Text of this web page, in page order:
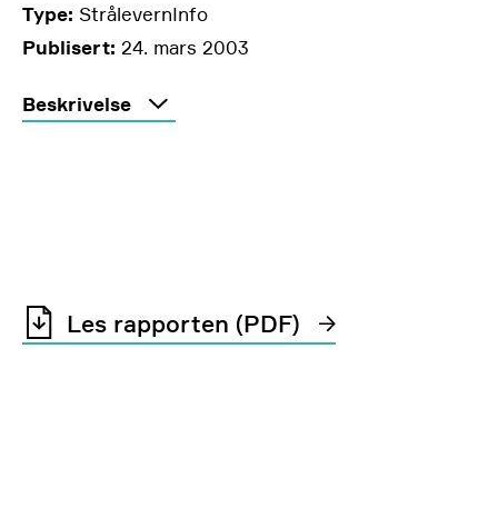
Type: StrålevernInfo
Publisert: 24. mars 2003
Beskrivelse
Les rapporten (PDF)